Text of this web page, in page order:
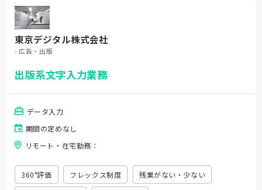
東京デジタル株式会社
- 広告・出版
出版系文字入力業務
データ入力
期間の定めなし
リモート・在宅勤務：
360°評価 フレックス制度 残業がない・少ない